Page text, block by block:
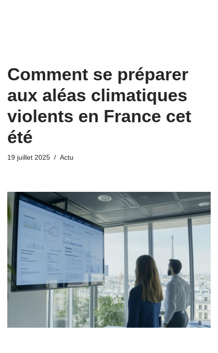
Comment se préparer
aux aléas climatiques
violents en France cet
été
19 juillet 2025 Actu